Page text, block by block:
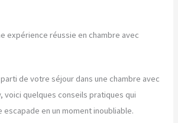
expérience réussie en chambre avec
de votre séjour dans une chambre avec
voici quelques conseils pratiques qui
en un moment inoubliable.